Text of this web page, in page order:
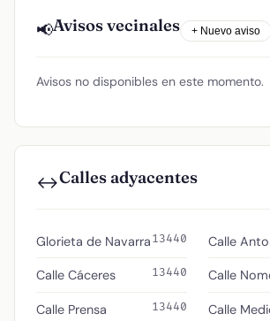
📢Avisos vecinales + Nuevo aviso
Avisos no disponibles en este momento.
↔️Calles adyacentes
Glorieta de Navarra13440
Calle Cáceres 13440
Calle Prensa 13440
Calle
Calle
Calle